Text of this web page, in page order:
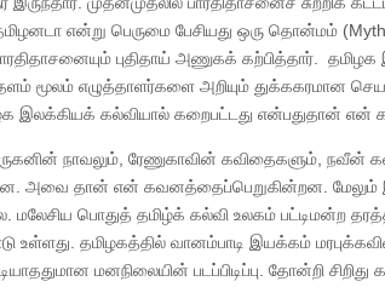
என்று பெருமை பேசியது ஒரு தொன்மம்
புதிதாய் அணுகக் கற்பித்தார்.
மூலம் எழுத்தாளர்களை அறியும் துக்ககரமான
இலக்கியக் கல்வியால் கறைபட்டது என்பதுதான் என்
நாவலும், ரேணுகாவின் கவிதைகளும்,
அவை தான் என் கவனத்தைப்பெறுகின்றன. மேலும்
பொதுத் தமிழ்க் கல்வி உலகம் பட்டிமன்ற
தமிழகத்தில் வானம்பாடி இயக்கம்
மனநிலையின் படப்பிடிப்பு. தோன்றி சிறிது